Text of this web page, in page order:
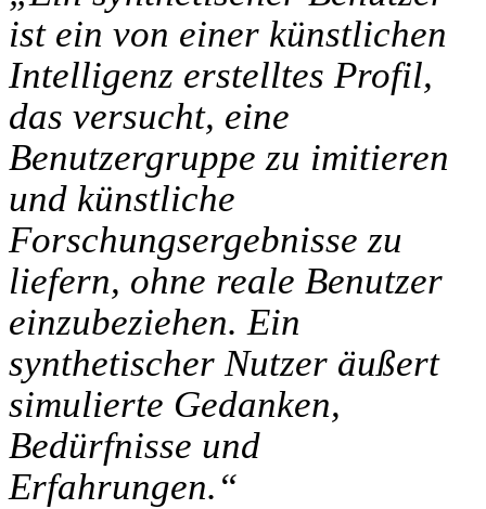
ist ein von einer künstlichen
Intelligenz erstelltes Profil,
das versucht, eine
Benutzergruppe zu imitieren
und künstliche
Forschungsergebnisse zu
liefern, ohne reale Benutzer
einzubeziehen. Ein
synthetischer Nutzer äußert
simulierte Gedanken,
Bedürfnisse und
Erfahrungen.“